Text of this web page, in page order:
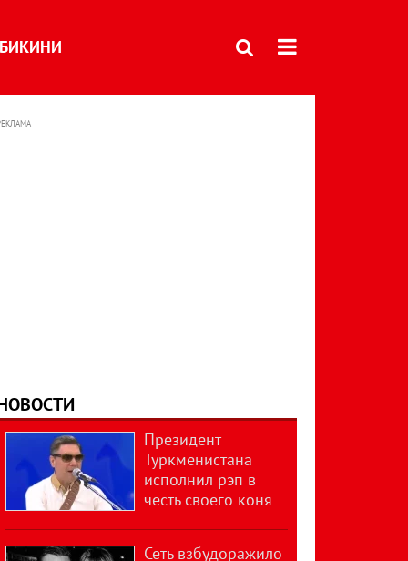
БИКИНИ
Президент
Туркменистана
исполнил рэп в
честь своего коня
Сеть взбудоражило